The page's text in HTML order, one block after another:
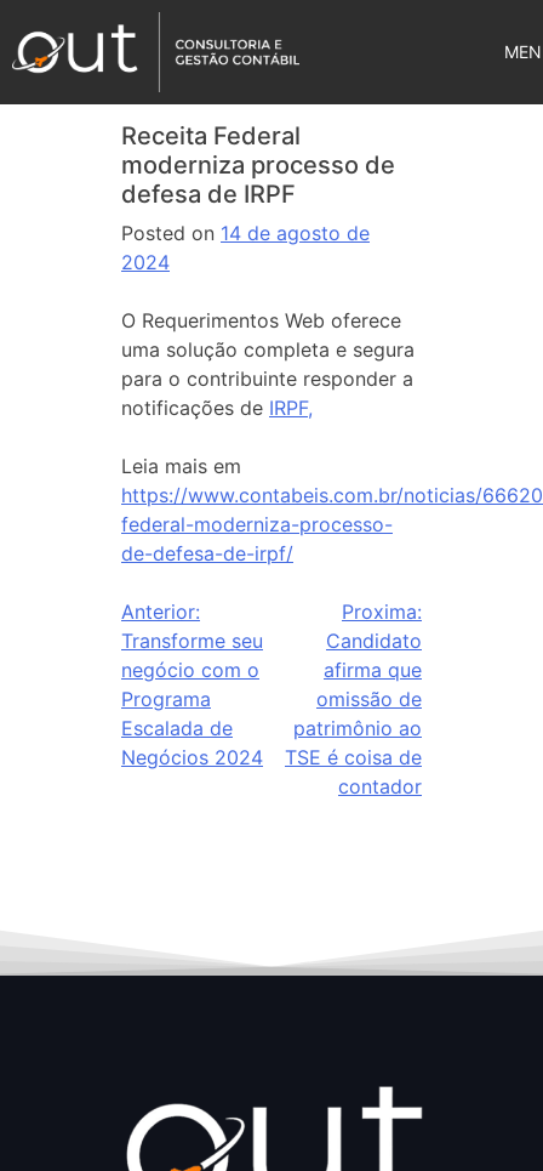
Receita Federal
moderniza processo de
defesa de IRPF
Posted on 14 de agosto de
2024
O Requerimentos Web oferece
uma solução completa e segura
para o contribuinte responder a
notificações de IRPF,
Leia mais em
https://www.contabeis.com.br/noticias/
federal-moderniza-processo-
de-defesa-de-irpf/
Anterior:
Transforme seu
negócio com o
Programa
Escalada de
Negócios 2024
Proxima:
Candidato
afirma que
omissão de
patrimônio ao
TSE é coisa de
contador